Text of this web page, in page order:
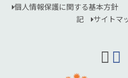
個人情報保護に関する基本方針
記
サイトマ